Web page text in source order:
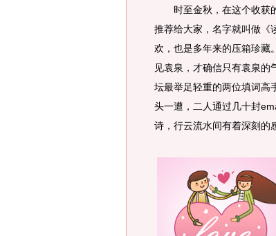
时至金秋，在这个收获的
推荐给大家，名字就叫做《
欢，也是多年来的压箱珍藏
见袁泉，才确信只有袁泉
坛最举足轻重的两位填词
头一遭，二人通过几十封
诗，行云流水间有着深刻的